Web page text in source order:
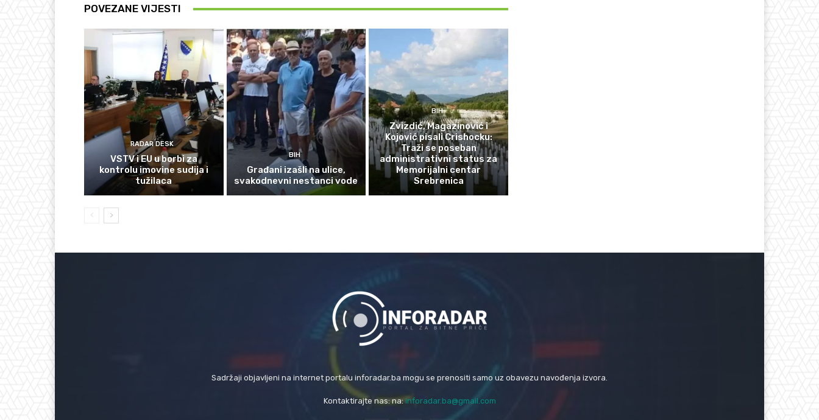
POVEZANE VIJESTI
RADAR DESK
VSTV i EU u borbi za
kontrolu imovine sudija i
tužilaca
BIH
Građani izašli na ulice,
svakodnevni nestanci vode
BIH
Zvizdić, Magazinović i
Kojović pisali Crishocku:
Traži se poseban
administrativni status za
Memorijalni centar
Srebrenica
Sadržaji objavljeni na internet portalu inforadar.ba mogu se prenositi samo uz obavezu navođenja izvora.
Kontaktirajte nas: na:inforadar.ba@gmail.com